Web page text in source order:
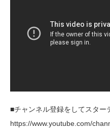
■チャンネル登録をしてスター
https://www.youtube.com/